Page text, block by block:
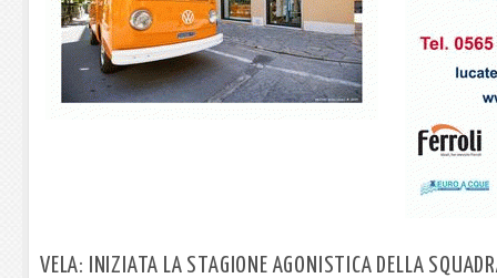
VELA: INIZIATA LA STAGIONE AGONISTICA DELLA